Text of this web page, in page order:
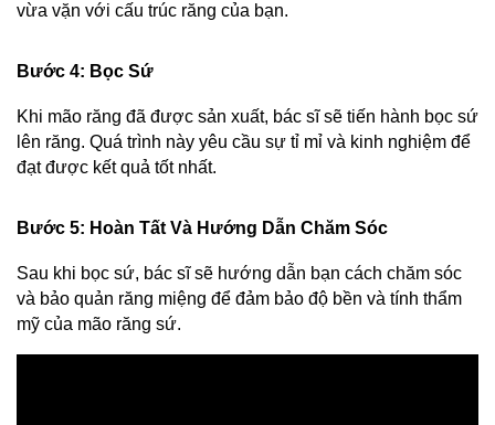
vừa vặn với cấu trúc răng của bạn.
Bước 4: Bọc Sứ
Khi mão răng đã được sản xuất, bác sĩ sẽ tiến hành bọc sứ
lên răng. Quá trình này yêu cầu sự tỉ mỉ và kinh nghiệm để
đạt được kết quả tốt nhất.
Bước 5: Hoàn Tất Và Hướng Dẫn Chăm Sóc
Sau khi bọc sứ, bác sĩ sẽ hướng dẫn bạn cách chăm sóc
và bảo quản răng miệng để đảm bảo độ bền và tính thẩm
mỹ của mão răng sứ.